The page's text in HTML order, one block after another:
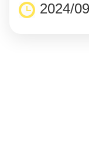
2024/